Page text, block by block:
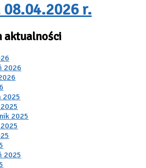
r.
aktualności
2026
2025
2025
2025